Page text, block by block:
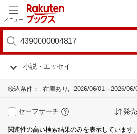
メニュー
小説・エッセイ
絞込条件： 在庫あり 2026/06/01～2026/06/
セーフサーチ 発
関連性の高い検索結果のみを表示しています。